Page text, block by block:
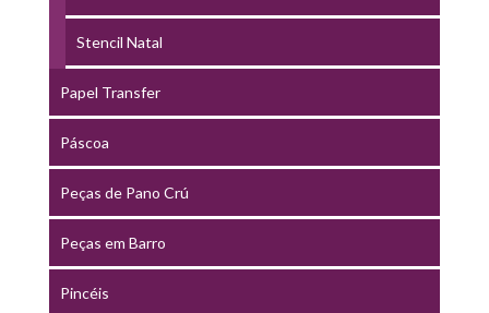
Stencil Natal
Papel Transfer
Páscoa
Peças de Pano Crú
Peças em Barro
Pincéis